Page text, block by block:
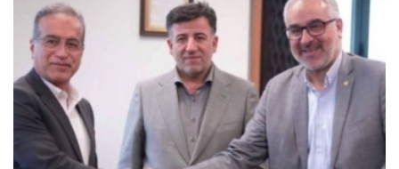
گفتنی است، هرمزگان به عنوان پایتخت مسافرت های دریایی
ایران زمین هر ساله پذیرای میلیون ها میهمان نوروزی از اقصی
نقاط این سرزمین بوده که ایام تعطیلات فروردین ماه را در کنار آب
های فیروزه ای خلیج فارس سپری می کنند و بنادر مسافری این
استان بیش از ۹۵ درصد از کل حمل و نقل مسافران دریایی کشور
و حدود۱۰۰ درصد حمل خودرو به مقصد جزایر خلیج فارس را